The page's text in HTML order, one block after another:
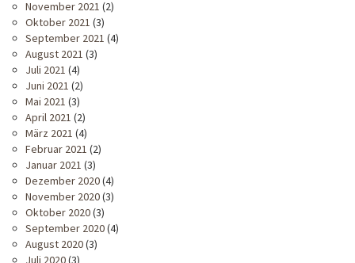
November 2021 (2)
Oktober 2021 (3)
September 2021 (4)
August 2021 (3)
Juli 2021 (4)
Juni 2021 (2)
Mai 2021 (3)
April 2021 (2)
März 2021 (4)
Februar 2021 (2)
Januar 2021 (3)
Dezember 2020(4)
November 2020(3)
Oktober 2020(3)
September 2020(4)
August 2020(3)
Juli 2020(3)